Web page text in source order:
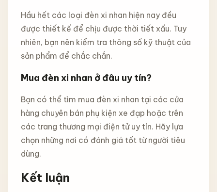
Hầu hết các loại đèn xi nhan hiện nay đều
được thiết kế để chịu được thời tiết xấu. Tuy
nhiên, bạn nên kiểm tra thông số kỹ thuật của
sản phẩm để chắc chắn.
Mua đèn xi nhan ở đâu uy tín?
Bạn có thể tìm mua đèn xi nhan tại các cửa
hàng chuyên bán phụ kiện xe đạp hoặc trên
các trang thương mại điện tử uy tín. Hãy lựa
chọn những nơi có đánh giá tốt từ người tiêu
dùng.
Kết luận